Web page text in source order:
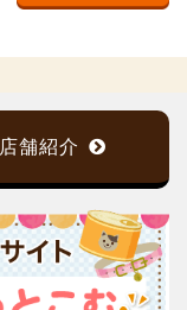
店舗紹介